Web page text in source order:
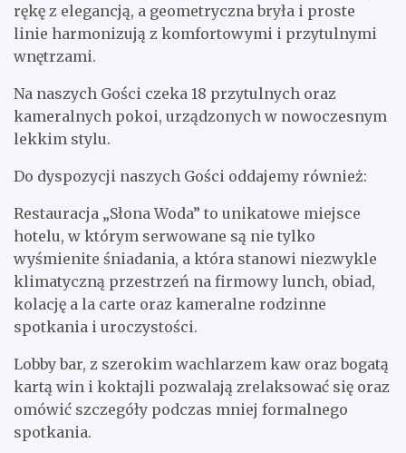
rękę z elegancją, a geometryczna bryła i proste
linie harmonizują z komfortowymi i przytulnymi
wnętrzami.
Na naszych Gości czeka 18 przytulnych oraz
kameralnych pokoi, urządzonych w nowoczesnym
lekkim stylu.
Do dyspozycji naszych Gości oddajemy również:
Restauracja „Słona Woda” to unikatowe miejsce
hotelu, w którym serwowane są nie tylko
wyśmienite śniadania, a która stanowi niezwykle
klimatyczną przestrzeń na firmowy lunch, obiad,
kolację a la carte oraz kameralne rodzinne
spotkania i uroczystości.
Lobby bar, z szerokim wachlarzem kaw oraz bogatą
kartą win i koktajli pozwalają zrelaksować się oraz
omówić szczegóły podczas mniej formalnego
spotkania.